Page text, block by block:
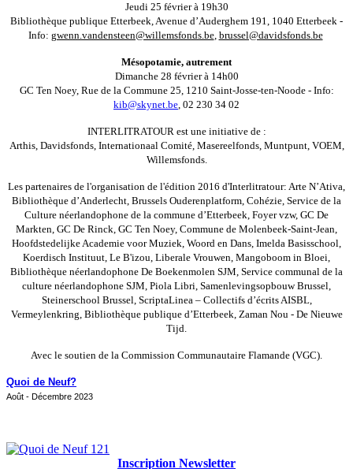
Jeudi 25 février à 19h30
Bibliothèque publique Etterbeek, Avenue d’Auderghem 191, 1040 Etterbeek -
Info: gwenn.vandensteen@willemsfonds.be, brussel@davidsfonds.be
Mésopotamie, autrement
Dimanche 28 février à 14h00
GC Ten Noey, Rue de la Commune 25, 1210 Saint-Josse-ten-Noode - Info:
kib@skynet.be, 02 230 34 02
INTERLITRATOUR est une initiative de :
Arthis, Davidsfonds, Internationaal Comité, Masereelfonds, Muntpunt, VOEM,
Willemsfonds.
Les partenaires de l'organisation de l'édition 2016 d'Interlitratour: Arte N’Ativa,
Bibliothèque d’Anderlecht, Brussels Ouderenplatform, Cohézie, Service de la
Culture néerlandophone de la commune d’Etterbeek, Foyer vzw, GC De
Markten, GC De Rinck, GC Ten Noey, Commune de Molenbeek-Saint-Jean,
Hoofdstedelijke Academie voor Muziek, Woord en Dans, Imelda Basisschool,
Koerdisch Instituut, Le B'izou, Liberale Vrouwen, Mangoboom in Bloei,
Bibliothèque néerlandophone De Boekenmolen SJM, Service communal de la
culture néerlandophone SJM, Piola Libri, Samenlevingsopbouw Brussel,
Steinerschool Brussel, ScriptaLinea – Collectifs d’écrits AISBL,
Vermeylenkring, Bibliothèque publique d’Etterbeek, Zaman Nou - De Nieuwe
Tijd.
Avec le soutien de la Commission Communautaire Flamande (VGC).
Quoi de Neuf?
Août - Décembre 2023
Inscription Newsletter